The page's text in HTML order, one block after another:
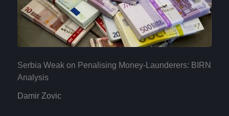
Serbia Weak on Penalising Money-Launderers: BIRN
Analysis
Damir Zovic